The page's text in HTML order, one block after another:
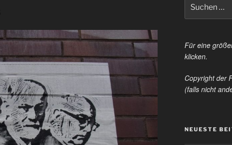
nach:
Für eine
klicken.
Copyright der
(falls nicht
NEUESTE